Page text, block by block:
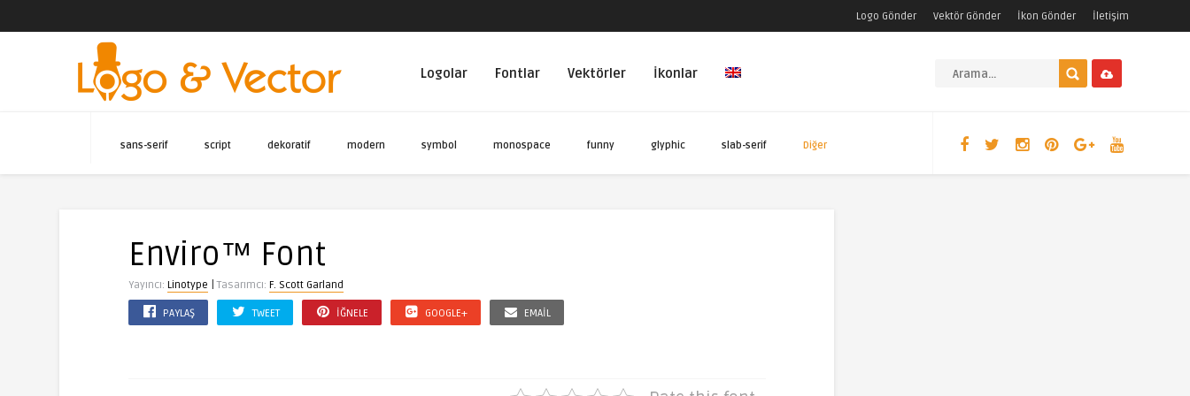
Logo Gönder Vektör Gönder İkon Gönder İletişim
Logolar Fontlar Vektörler İkonlar
sans-serif script dekoratif modern symbol monospace funny glyphic slab-serif Diğer
Enviro™ Font
Yayıncı: Linotype |Tasarımcı: F. Scott Garland
PAYLAŞ TWEET İĞNELE GOOGLE+ EMAIL